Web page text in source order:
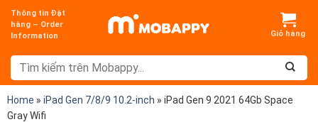
Chuyển
đến
dung
Thông tin Đặt
hàng – Order
Information
Home » iPad Gen 7/8/9 10.2-inch » iPad Gen 9 2021 64Gb Space
Gray Wifi